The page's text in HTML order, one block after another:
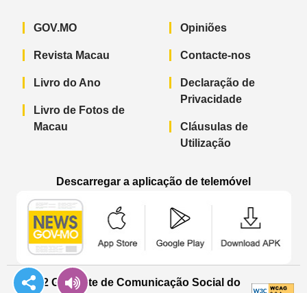
GOV.MO
Revista Macau
Livro do Ano
Livro de Fotos de
Macau
Opiniões
Contacte-nos
Declaração de
Privacidade
Cláusulas de
Utilização
Descarregar a aplicação de telemóvel
© 2022 Gabinete de Comunicação Social do